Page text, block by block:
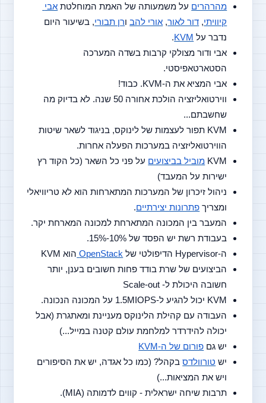
מהרהרים על משמעותה של האמת המוחלטת
קיוויתי, דור לאור, אורי להב ורן תבורי
נדבר על KVM
.
הסטארטאפיסטי.
אבי המציא את ה-KVM. כבוד!
שחשבתם...
KVM תפור לעצמות של לינוקס, בניגוד לשאר שיטות
הווירטואליזציה במערכות הפעלה אחרות.
KVM מוביל בביצועים
על פני כל השאר (כל הקוד רץ
ישירות על המעבד)
ומצריך פתרונות יצירתיים.
המעבר בין המכונה המתארחת למכונה המארחת יקר.
בעבודת רשת יש הפסד של 10%-15%.
ה-Hypervisor הדיפולטי של
OpenStack הוא KVM
הביצועים של שרת בודד פחות חשובים בענן, יותר
חשובה היכולת ל- Scale-out
KVM יכול להגיע ל-1.5MIOPS על המכונה הנכונה.
העבודה עם קהילת הלינוקס מעניינת ומאתגרת (אבל
יכולה להידרדר למלחמת עולם קטנה במייל...)
יש גם פורום של ה-KVM
יש טורוולדס
ויש את המציאות...)
תרבות שיחה ישראלית - קווים לדמותה (MIA).